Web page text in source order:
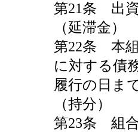
第21条 出
（延滞金）
第22条 本組
に対する債
履行の日ま
（持分）
第23条 組合